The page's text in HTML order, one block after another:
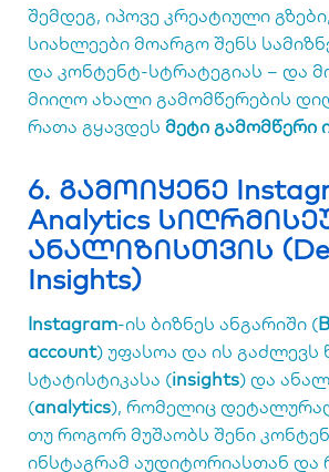
შემდეგ, იპოვე კრეატიული
სიახლეები მოარგო შენს
და კონტენტ-სტრატეგიას – და
მიიღო ახალი გამომწერების
რათა გყავდეს მეტი გამომწერი
6. გამოიყენე
Analytics
ანალიზისთვის
Insights)
Instagram-ის ბიზნეს ანგარიში (
account) უფასოა და ის გაძლევს
სტატისტიკასა (insights) და
(analytics), რომელიც
თუ როგორ მუშაობს შენი
ინსტაგრამ აუდიტორიასთან